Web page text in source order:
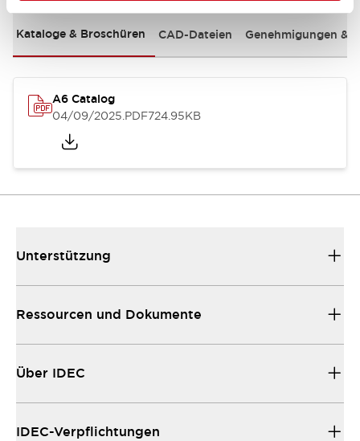
Kataloge & Broschüren CAD-Dateien Genehmigungen &
A6 Catalog
04/09/2025.PDF724.95KB
Unterstützung
Ressourcen und Dokumente
Über IDEC
IDEC-Verpflichtungen